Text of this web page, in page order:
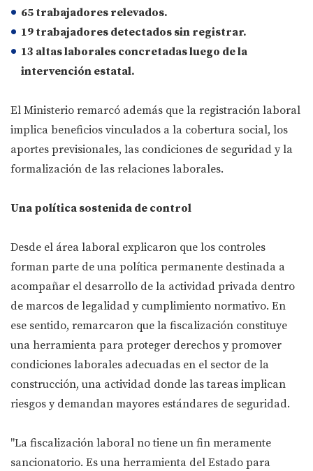
65 trabajadores relevados.
19 trabajadores detectados sin registrar.
13 altas laborales concretadas luego de la
intervención estatal.
El Ministerio remarcó además que la registración laboral
implica beneficios vinculados a la cobertura social, los
aportes previsionales, las condiciones de seguridad y la
formalización de las relaciones laborales.
Una política sostenida de control
Desde el área laboral explicaron que los controles
forman parte de una política permanente destinada a
acompañar el desarrollo de la actividad privada dentro
de marcos de legalidad y cumplimiento normativo. En
ese sentido, remarcaron que la fiscalización constituye
una herramienta para proteger derechos y promover
condiciones laborales adecuadas en el sector de la
construcción, una actividad donde las tareas implican
riesgos y demandan mayores estándares de seguridad.
"La fiscalización laboral no tiene un fin meramente
sancionatorio. Es una herramienta del Estado para